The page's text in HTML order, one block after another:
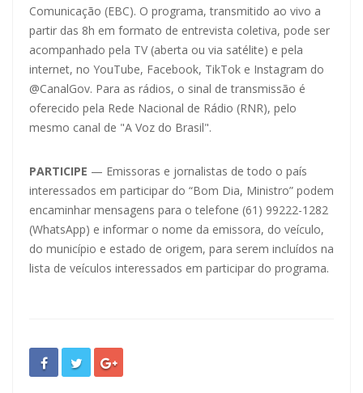
Comunicação (EBC). O programa, transmitido ao vivo a
partir das 8h em formato de entrevista coletiva, pode ser
acompanhado pela TV (aberta ou via satélite) e pela
internet, no YouTube, Facebook, TikTok e Instagram do
@CanalGov. Para as rádios, o sinal de transmissão é
oferecido pela Rede Nacional de Rádio (RNR), pelo
mesmo canal de "A Voz do Brasil".
PARTICIPE — Emissoras e jornalistas de todo o país
interessados em participar do “Bom Dia, Ministro” podem
encaminhar mensagens para o telefone (61) 99222-1282
(WhatsApp) e informar o nome da emissora, do veículo,
do município e estado de origem, para serem incluídos na
lista de veículos interessados em participar do programa.